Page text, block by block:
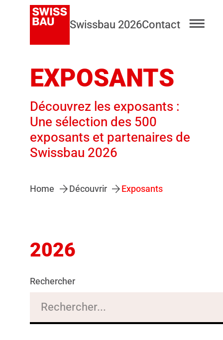
Swissbau 2026Contact
EXPOSANTS
Découvrez les exposants :
Une sélection des 500
exposants et partenaires de
Swissbau 2026
Home Découvrir Exposants
2026
Rechercher